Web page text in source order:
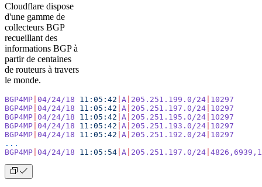
Cloudflare dispose
d'une gamme de
collecteurs BGP
recueillant des
informations BGP à
partir de centaines
de routeurs à travers
le monde.
BGP4MP 04/24/18 11:05:42 A 205.251.199.0/24 10297
BGP4MP 04/24/18 11:05:42 A 205.251.197.0/24 10297
BGP4MP 04/24/18 11:05:42 A 205.251.195.0/24 10297
BGP4MP 04/24/18 11:05:42 A 205.251.193.0/24 10297
BGP4MP 04/24/18 11:05:42 A 205.251.192.0/24 10297
...
BGP4MP 04/24/18 11:05:54 A 205.251.197.0/24